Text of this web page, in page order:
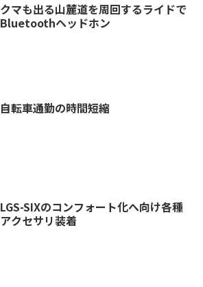
クマも出る山麓道を周回するライドで
Bluetoothヘッドホン
自転車通勤の時間短縮
LGS-SIXのコンフォート化へ向け各種
アクセサリ装着